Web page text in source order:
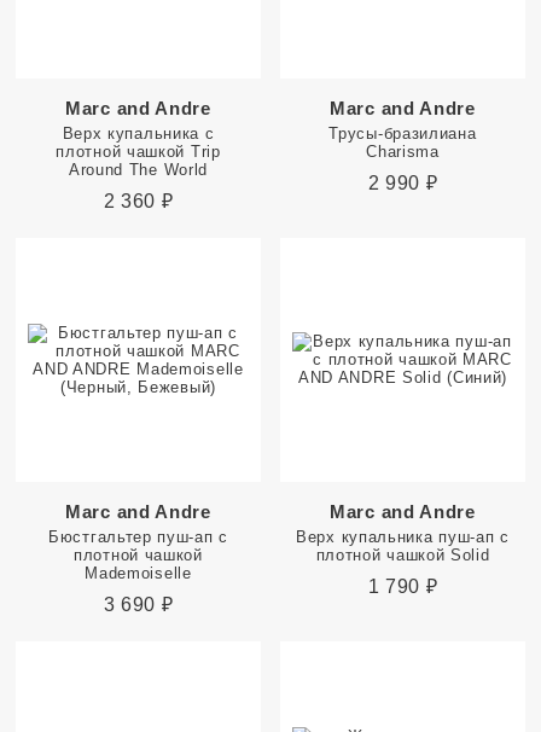
Marc and Andre
Верх купальника с
плотной чашкой Trip
Around The World
2 360 ₽
Marc and Andre
Трусы-бразилиана
Charisma
2 990 ₽
Marc and Andre
Бюстгальтер пуш-ап с
плотной чашкой
Mademoiselle
3 690 ₽
Marc and Andre
Верх купальника пуш-ап с
плотной чашкой Solid
1 790 ₽